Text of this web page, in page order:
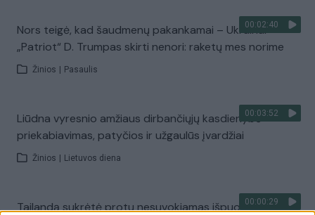
00:02:40
Nors teigė, kad šaudmenų pakankamai – Ukrainai
„Patriot“ D. Trumpas skirti nenori: raketų mes norime
Žinios Pasaulis
00:03:52
Liūdna vyresnio amžiaus dirbančiųjų kasdienybė –
priekabiavimas, patyčios ir užgaulūs įvardžiai
Žinios Lietuvos diena
00:00:29
Tailandą sukrėtė protu nesuvokiamas išpuolis: